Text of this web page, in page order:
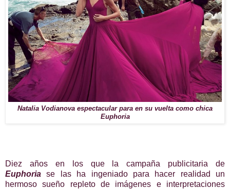
Natalia Vodianova espectacular para en su vuelta como chica
Euphoria
Diez años en los que la campaña publicitaria de
Euphoria se las ha ingeniado para hacer realidad un
hermoso sueño repleto de imágenes e interpretaciones